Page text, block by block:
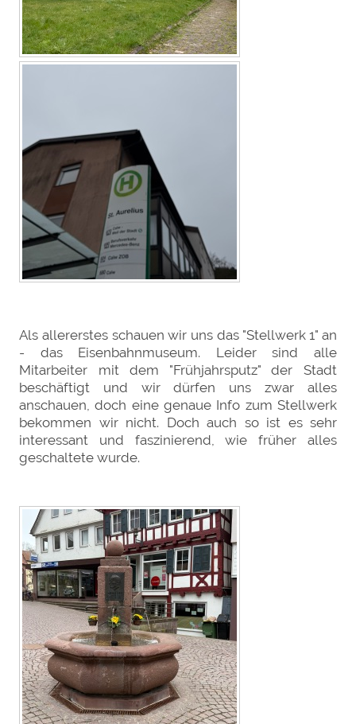
Als allererstes schauen wir uns das "Stellwerk 1" an
- das Eisenbahnmuseum. Leider sind alle
Mitarbeiter mit dem "Frühjahrsputz" der Stadt
beschäftigt und wir dürfen uns zwar alles
anschauen, doch eine genaue Info zum Stellwerk
bekommen wir nicht. Doch auch so ist es sehr
interessant und faszinierend, wie früher alles
geschaltete wurde.